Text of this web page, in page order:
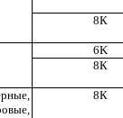
8К
6K
8К
8К